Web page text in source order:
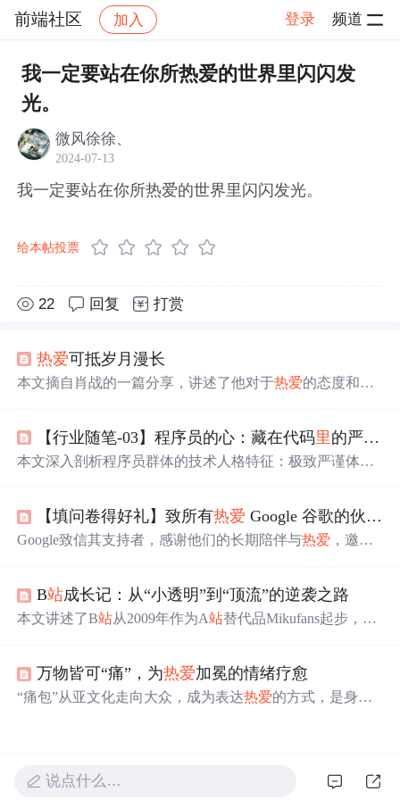
前端社区 加入 登录 频道
社区 前端社区 感慨 帖子详情
我一定要站在你所热爱的世界里闪闪发
光。
微风徐徐、
2024-07-13
我一定要站在你所热爱的世界里闪闪发光。
给本帖投票
22 回复 打赏
热爱可抵岁月漫长
本文摘自肖战的一篇分享，讲述了他对于热爱的态度和个
些励志言论，展示了他坚韧不拔的精神面貌。
【行业随笔-03】程序员的心：藏在代码里的严谨、执着、温柔与
本文深入剖析程序员群体的技术人格特征：极致严谨体现
验优化、协作工具封装等细节实践中；清醒热爱则体现为
持续学习新技术、跟进前沿框架的终身学习机制。这些特
【填问卷得好礼】致所有热爱 Google 谷歌的伙伴们
Google致信其支持者，感谢他们的长期陪伴与热爱 ，邀请
B站成长记：从“小透明”到“顶流”的逆袭之路
本文讲述了B站从2009年作为A站替代品Mikufans起步，经
型、内容破圈、上市融资及国际化布局，B站实现用户快
速增长与商业变现，并推动国产动画出海，成为中国文化
万物皆可“痛”，为热爱加冕的情绪疗愈
“痛包”从亚文化走向大众，成为表达热爱的方式，是身份
说点什么…